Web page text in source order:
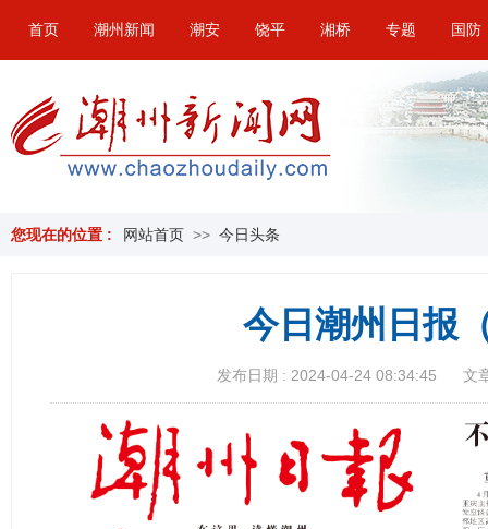
首页 潮州新闻 潮安 饶平 湘桥 专题 国防
您现在的位置 : 网站首页 >> 今日头条
今日潮州日报
发布日期 : 2024-04-24 08:34:45 文